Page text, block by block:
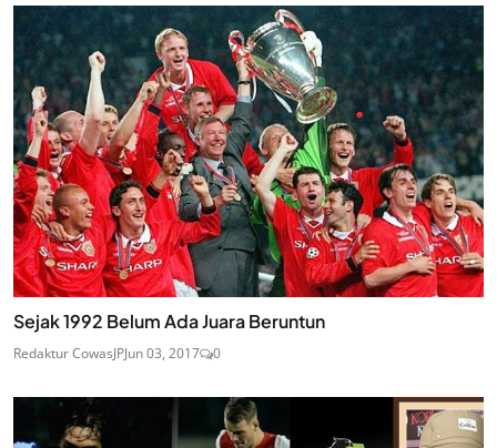
Sejak 1992 Belum Ada Juara Beruntun
Redaktur CowasJPJun 03, 2017 0